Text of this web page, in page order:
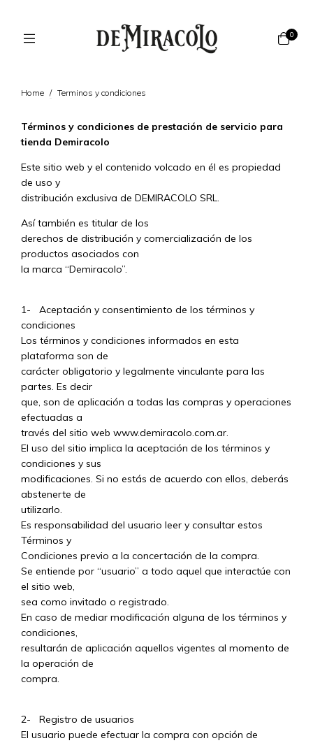
0
Home / Terminos y condiciones
Términos y condiciones de prestación de servicio para
tienda Demiracolo
Este sitio web y el contenido volcado en él es propiedad
de uso y
distribución exclusiva de DEMIRACOLO SRL.
Así también es titular de los
derechos de distribución y comercialización de los
productos asociados con
la marca “Demiracolo”.
1- Aceptación y consentimiento de los términos y
condiciones
Los términos y condiciones informados en esta
plataforma son de
carácter obligatorio y legalmente vinculante para las
partes. Es decir
que, son de aplicación a todas las compras y operaciones
efectuadas a
través del sitio web www.demiracolo.com.ar.
El uso del sitio implica la aceptación de los términos y
condiciones y sus
modificaciones. Si no estás de acuerdo con ellos, deberás
abstenerte de
utilizarlo.
Es responsabilidad del usuario leer y consultar estos
Términos y
Condiciones previo a la concertación de la compra.
Se entiende por “usuario” a todo aquel que interactúe con
el sitio web,
sea como invitado o registrado.
En caso de mediar modificación alguna de los términos y
condiciones,
resultarán de aplicación aquellos vigentes al momento de
la operación de
compra.
2- Registro de usuarios
El usuario puede efectuar la compra con opción de